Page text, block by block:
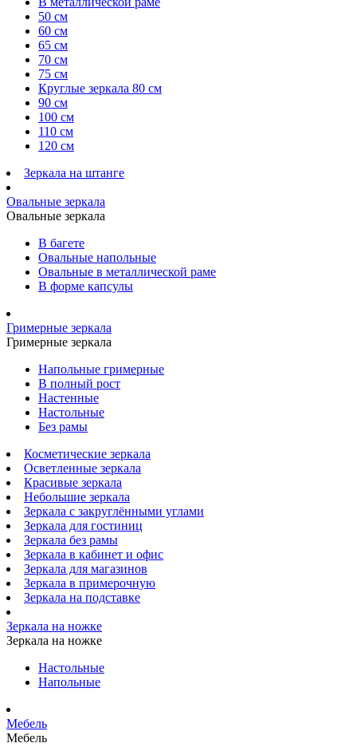
50 см
60 см
65 см
70 см
75 см
Круглые зеркала 80 см
90 см
100 см
110 см
120 см
Зеркала на штанге
Овальные зеркала
Овальные зеркала
В багете
Овальные напольные
Овальные в металлической раме
В форме капсулы
Гримерные зеркала
Гримерные зеркала
Напольные гримерные
В полный рост
Настенные
Настольные
Без рамы
Косметические зеркала
Осветленные зеркала
Красивые зеркала
Небольшие зеркала
Зеркала с закруглёнными углами
Зеркала для гостиниц
Зеркала без рамы
Зеркала в кабинет и офис
Зеркала для магазинов
Зеркала в примерочную
Зеркала на подставке
Зеркала на ножке
Зеркала на ножке
Настольные
Напольные
Мебель
Мебель